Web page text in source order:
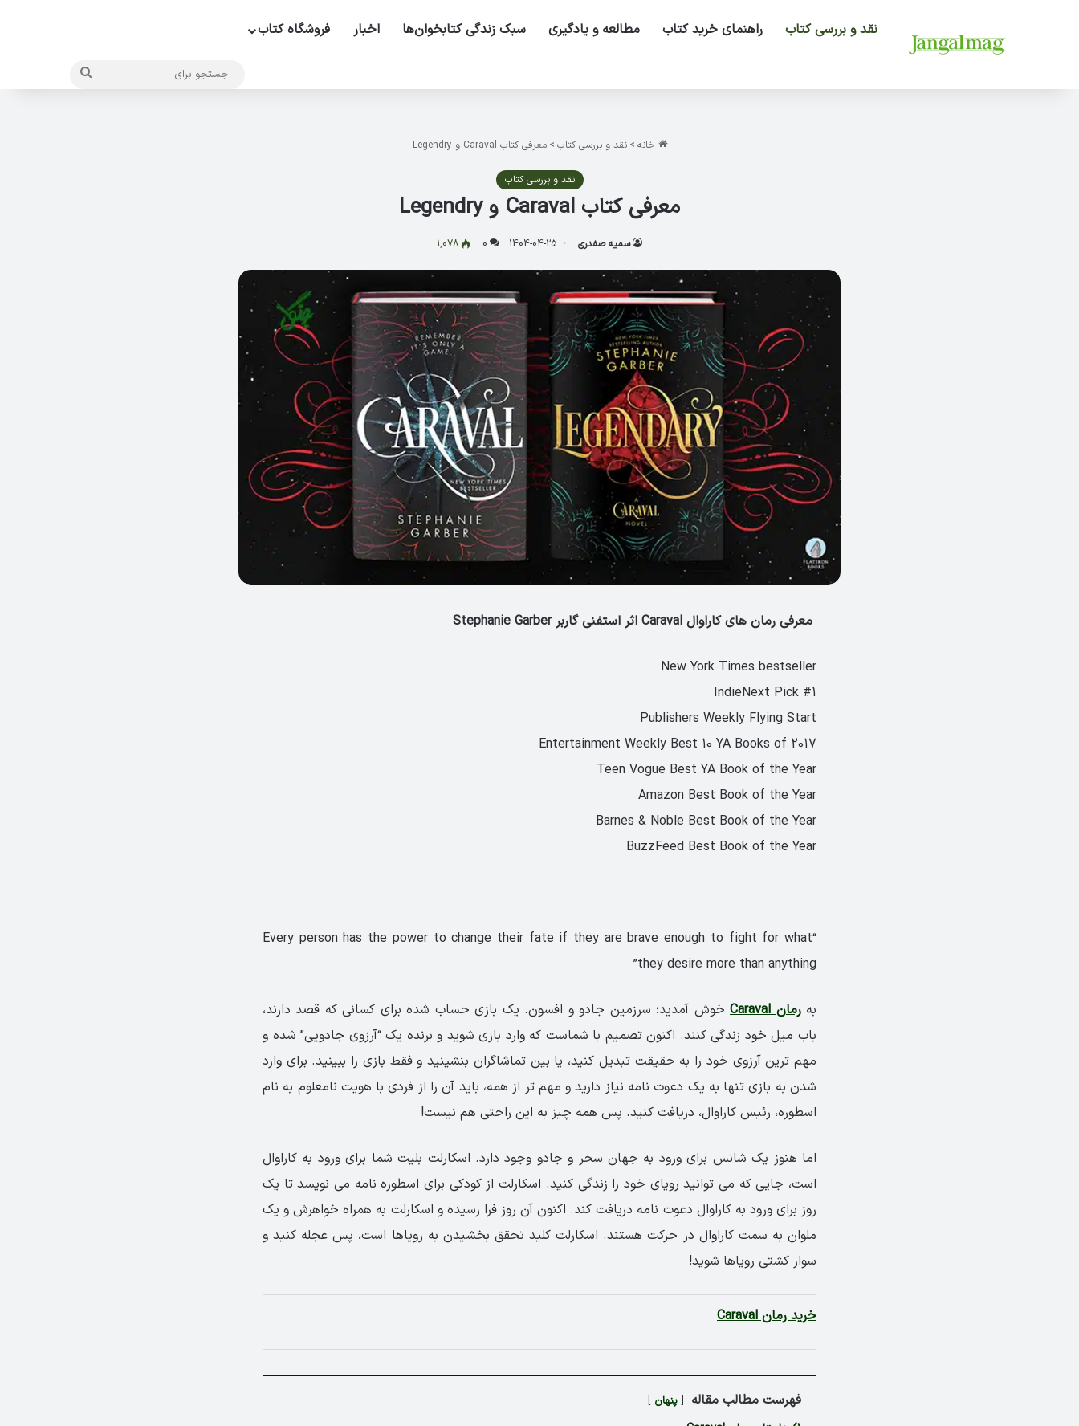
نقد و بررسی کتاب راهنمای خرید کتاب مطالعه و یادگیری سبک زندگی کتابخوان‌ها اخبار فروشگاه کتاب
جستجو
خانه > نقد و بررسی کتاب > معرفی کتاب Caraval و Legendry
نقد و بررسی کتاب
معرفی کتاب Caraval و Legendry
سمیه صفدری 1404-04-25
0
1,078
معرفی رمان های کاراوال Caraval اثر استفنی گاربر Stephanie Garber
New York Times bestseller
#1 IndieNext Pick
Publishers Weekly Flying Start
Entertainment Weekly Best 10 YA Books of 2017
Teen Vogue Best YA Book of the Year
Amazon Best Book of the Year
Barnes & Noble Best Book of the Year
BuzzFeed Best Book of the Year
“Every person has the power to change their fate if they are brave enough to fight for what
they desire more than anything”
بهرمان Caraval
خوش آمدید؛ سرزمین جادو و افسون. یک بازی حساب شده برای کسانی که قصد دارند،
باب میل خود زندگی کنند. اکنون تصمیم با شماست که وارد بازی شوید و برنده یک “آرزوی جادویی” شده و
مهم ترین آرزوی خود را به حقیقت تبدیل کنید، یا بین تماشاگران بنشینید و فقط بازی را ببینید. برای وارد
شدن به بازی تنها به یک دعوت نامه نیاز دارید و مهم تر از همه، باید آن را از فردی با هویت نامعلوم به نام
اسطوره، رئیس کاراوال، دریافت کنید. پس همه چیز به این راحتی هم نیست!
اما هنوز یک شانس برای ورود به جهان سحر و جادو وجود دارد. اسکارلت بلیت شما برای ورود به کاراوال
است، جایی که می توانید رویای خود را زندگی کنید. اسکارلت از کودکی برای اسطوره نامه می نویسد تا یک
روز برای ورود به کاراوال دعوت نامه دریافت کند. اکنون آن روز فرا رسیده و اسکارلت به همراه خواهرش و یک
ملوان به سمت کاراوال در حرکت هستند. اسکارلت کلید تحقق بخشیدن به رویاها است، پس عجله کنید و
سوار کشتی رویاها شوید!
خرید رمان Caraval
فهرست مطالب مقاله پنهان